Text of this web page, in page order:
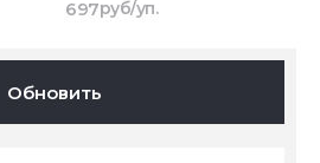
697руб/уп.
Обновить